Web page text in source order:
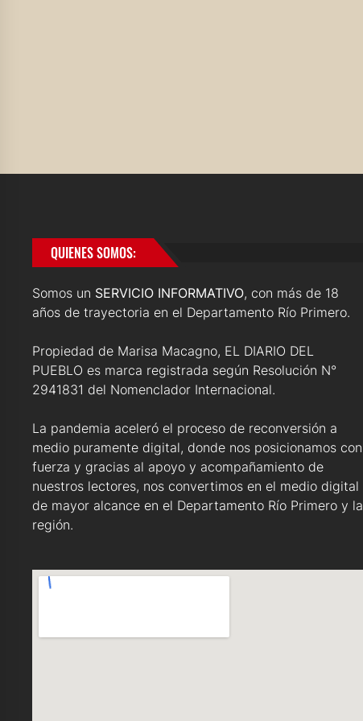
QUIENES SOMOS:
Somos un SERVICIO INFORMATIVO, con más de 18
años de trayectoria en el Departamento Río Primero.
Propiedad de Marisa Macagno, EL DIARIO DEL
PUEBLO es marca registrada según Resolución N°
2941831 del Nomenclador Internacional.
La pandemia aceleró el proceso de reconversión a
medio puramente digital, donde nos posicionamos con
fuerza y gracias al apoyo y acompañamiento de
nuestros lectores, nos convertimos en el medio digital
de mayor alcance en el Departamento Río Primero y la
región.